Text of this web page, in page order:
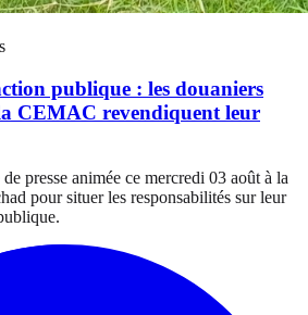
publique : les douaniers
CEMAC revendiquent leur
presse animée ce mercredi 03 août à la
pour situer les responsabilités sur leur